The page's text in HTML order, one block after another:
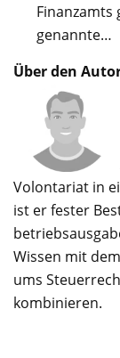
Finanzamts
genannte…
Über den
Volontariat in
ist er fester
Wissen mit
ums
kombinieren.